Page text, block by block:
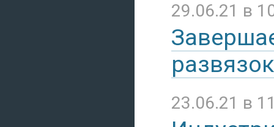
29.06.21 в
23.06.21 в